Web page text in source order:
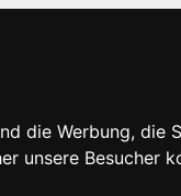
die Werbung, die
unsere Besucher